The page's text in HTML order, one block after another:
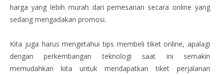
harga yang lebih murah dari pemesanan secara online yang
sedang mengadakan promosi.
Kita juga harus mengetahui tips membeli tiket online, apalagi
dengan perkembangan teknologi saat ini semakin
memudahkan kita untuk mendapatkan tiket perjalanan